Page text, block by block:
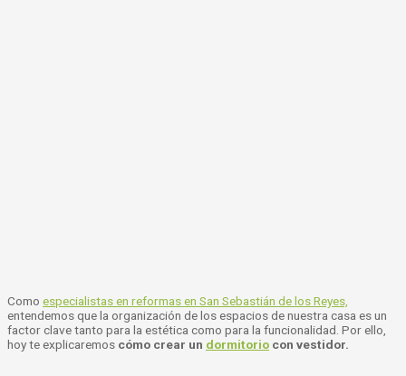
Como especialistas en reformas en San Sebastián de los Reyes,
entendemos que la organización de los espacios de nuestra casa es un
factor clave tanto para la estética como para la funcionalidad. Por ello,
hoy te explicaremos cómo crear un dormitorio con vestidor.